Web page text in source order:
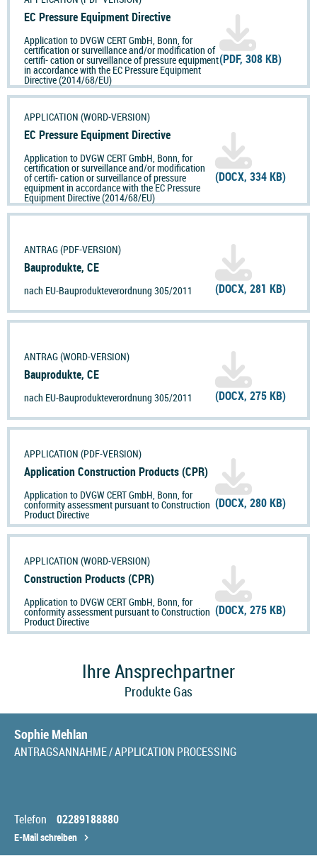
EC Pressure Equipment Directive
Application to DVGW CERT GmbH, Bonn, for
certification or surveillance and/or modification of
certifi- cation or surveillance of pressure equipment
in accordance with the EC Pressure Equipment
Directive (2014/68/EU)
(PDF, 308 KB)
APPLICATION (WORD-VERSION)
EC Pressure Equipment Directive
Application to DVGW CERT GmbH, Bonn, for
certification or surveillance and/or modification
of certifi- cation or surveillance of pressure
equipment in accordance with the EC Pressure
Equipment Directive (2014/68/EU)
(DOCX, 334 KB)
ANTRAG (PDF-VERSION)
Bauprodukte, CE
nach EU-Bauprodukteverordnung 305/2011 (DOCX, 281 KB)
ANTRAG (WORD-VERSION)
Bauprodukte, CE
nach EU-Bauprodukteverordnung 305/2011 (DOCX, 275 KB)
APPLICATION (PDF-VERSION)
Application Construction Products (CPR)
Application to DVGW CERT GmbH, Bonn, for
conformity assessment pursuant to Construction
Product Directive
(DOCX, 280 KB)
APPLICATION (WORD-VERSION)
Construction Products (CPR)
Application to DVGW CERT GmbH, Bonn, for
conformity assessment pursuant to Construction
Product Directive
(DOCX, 275 KB)
Ihre Ansprechpartner
Produkte Gas
Sophie Mehlan
ANTRAGSANNAHME / APPLICATION PROCESSING
Telefon 02289188880
E-Mail schreiben